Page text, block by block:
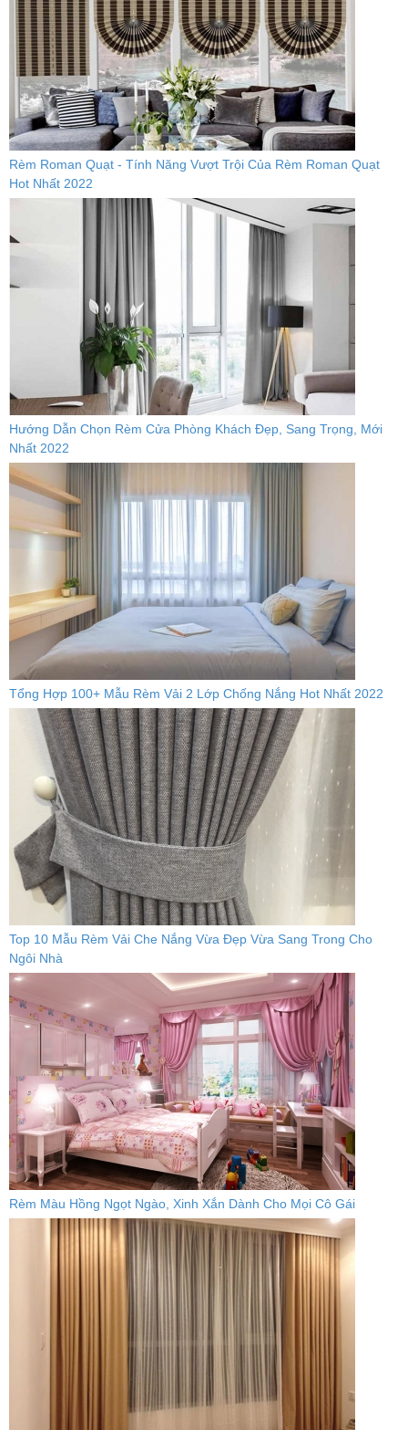
Rèm Roman Quạt - Tính Năng Vượt Trội Của Rèm Roman Quạt
Hot Nhất 2022
Hướng Dẫn Chọn Rèm Cửa Phòng Khách Đẹp, Sang Trọng, Mới
Nhất 2022
Tổng Hợp 100+ Mẫu Rèm Vải 2 Lớp Chống Nắng Hot Nhất 2022
Top 10 Mẫu Rèm Vải Che Nắng Vừa Đẹp Vừa Sang Trong Cho
Ngôi Nhà
Rèm Màu Hồng Ngọt Ngào, Xinh Xắn Dành Cho Mọi Cô Gái